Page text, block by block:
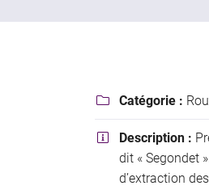
 Catégorie :
 Description :
dit « Segondet
d’extraction